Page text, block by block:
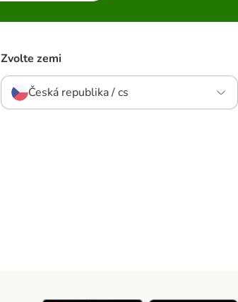
Zvolte zemi
Česká republika / cs